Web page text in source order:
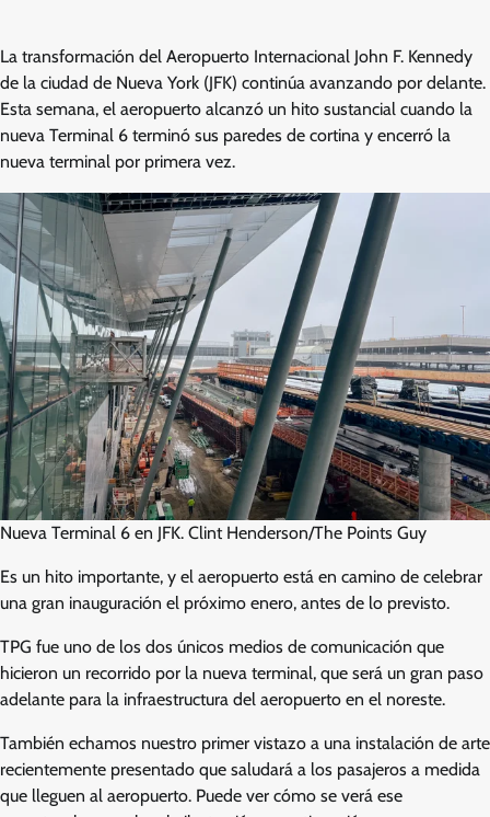
La transformación del Aeropuerto Internacional John F. Kennedy
de la ciudad de Nueva York (JFK) continúa avanzando por delante.
Esta semana, el aeropuerto alcanzó un hito sustancial cuando la
nueva Terminal 6 terminó sus paredes de cortina y encerró la
nueva terminal por primera vez.
Nueva Terminal 6 en JFK. Clint Henderson/The Points Guy
Es un hito importante, y el aeropuerto está en camino de celebrar
una gran inauguración el próximo enero, antes de lo previsto.
TPG fue uno de los dos únicos medios de comunicación que
hicieron un recorrido por la nueva terminal, que será un gran paso
adelante para la infraestructura del aeropuerto en el noreste.
También echamos nuestro primer vistazo a una instalación de arte
recientemente presentado que saludará a los pasajeros a medida
que lleguen al aeropuerto. Puede ver cómo se verá ese